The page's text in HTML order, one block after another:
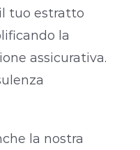
tuo estratto
la
assicurativa.
la nostra